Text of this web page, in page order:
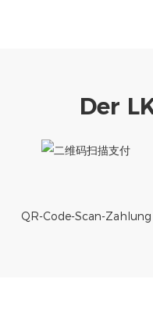
Der
QR-Code-Scan-Zahlung